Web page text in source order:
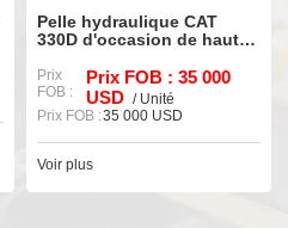
Pelle hydraulique CAT
330D d'occasion de haute
neuve et bien entretenue.
Prix
FOB :
Prix FOB : 35 000
USD / Unité
Prix FOB :35 000 USD
Voir plus